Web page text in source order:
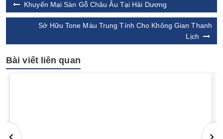
Khuyến Mại Sàn Gỗ Châu Âu Tại Hải Dương
Sở Hữu Tone Màu Trung Tính Cho Không Gian Thanh
Lịch
Bài viết liên quan